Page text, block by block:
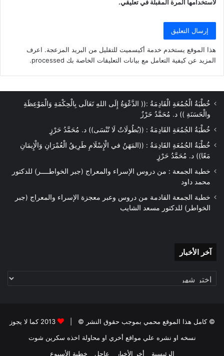
لاستخدامها المرة المقبلة في تعليقي.
هذا الموقع يستخدم خدمة أكيسميت للتقليل من البريد المزعجة. اعرف
المزيد عن كيفية التعامل مع بيانات التعليقات الخاصة بك processed
.
خُطْبَةُ الْجُمُعَةِ الْقَادِمَةُ :(( الدَّعْوَةُ إِلَى اللهِ تَعَالَى بِالْحِكْمَةِ وَالْمَوْعِظَةِ
والْحَسَنَةِ )) د. مُحَمَّدُ حَرْزٌ
خُطْبَةُ الجُمُعَةِ القَادِمَةُ : ((بُطُولَاتٌ لَا تُنْسَى)) د. مُحَمَّدُ حَرْزٍ
خُطْبَةُ الجُمُعَةِ القَادِمَةُ : ((المَهَنُ في الْإِسْلَامِ طَرِيقُ الْعُمْرَانِ وَالْإِيمَانِ
مَعًا)) د. مُحَمَّدُ حَرْزٍ
خطبة الجمعة : من دروس الإسراء والمعراج (جبر الخواطــــر) للدكتور
محمد داود
خطبة الجمعة القادمة من دروس وعبر معجزة الإسراء والمعراج (جبر
الخواطر) للدكتور مسعد الشايب
آخر الأخبار
© كامل هذا الموقع محمي بموجب حقوق النشر © |
2013 كما لا يجوز
نسخه او نشره علي مواقع أخري او محاولة اخذه سكرين شوت
الرئيسية
أخر الأخبار عاجل خطبة الأسبوع